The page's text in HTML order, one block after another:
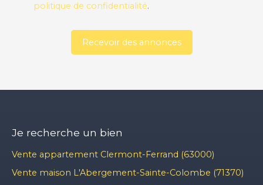
politique de confidentialité.
Recevoir des annonces
Je recherche un bien
Vente appartement Clermont-Ferrand (63000)
Vente maison L'Abergement-Sainte-Colombe (71370)